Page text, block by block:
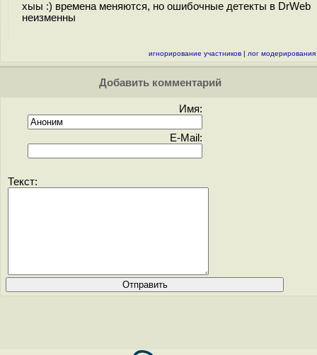
хыы :) времена меняются, но ошибочные детекты в DrWeb
неизменны
игнорирование участников | лог модерирования
Добавить комментарий
Имя:
E-Mail:
Текст: